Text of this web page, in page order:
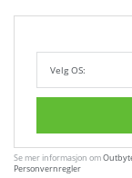
Se mer informasjon om
Personvernregler